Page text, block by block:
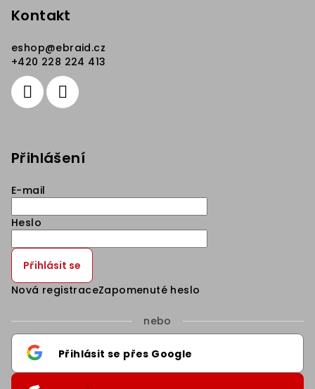
Kontakt
eshop@ebraid.cz
+420 228 224 413
Přihlášení
E-mail
Heslo
Přihlásit se
Nová registraceZapomenuté heslo
nebo
Přihlásit se přes Google